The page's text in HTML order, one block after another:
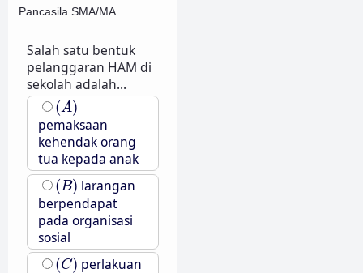
Pancasila SMA/MA
Salah satu bentuk
pelanggaran HAM di
sekolah adalah...
(A)
(A)
pemaksaan
kehendak orang
tua kepada anak
(B)
(B) larangan
berpendapat
pada organisasi
sosial
(C)
(C) perlakuan